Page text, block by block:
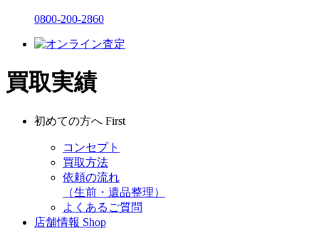
0800-200-2860
買取実績
初めての方へ First
コンセプト
買取方法
依頼の流れ
（生前・遺品整理）
よくあるご質問
店舗情報 Shop